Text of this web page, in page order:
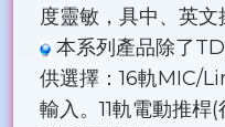
度靈敏，具中、英文
本系列產品除了
供選擇：16軌MIC/
輸入。11軌電動推桿